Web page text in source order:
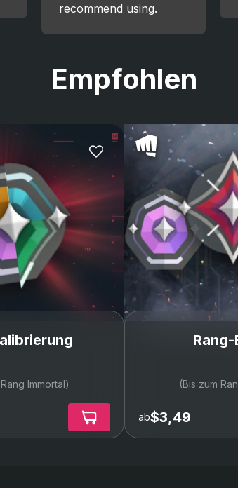
recommend using.
Empfohlen
Immortal) (Bis zum
ab$3,49